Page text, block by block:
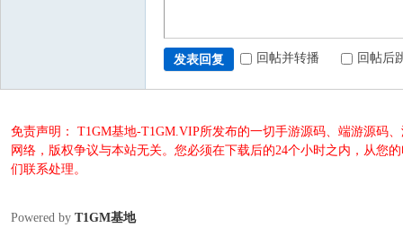
发表回复 回帖并转播 回帖后
免责声明： T1GM基地-T1GM.VIP所发布的一切手游源码、端游源码
网络，版权争议与本站无关。您必须在下载后的24个小时之内，从您
们联系处理。
Powered by T1GM基地